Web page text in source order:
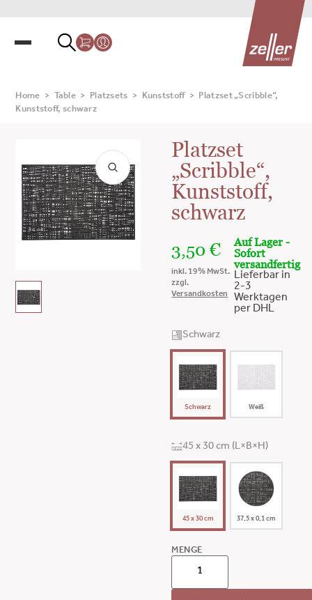
Home > Table > Platzsets > Kunststoff >
Platzset „Scribble“,
Kunststoff, schwarz
Platzset
„Scribble“,
Kunststoff,
schwarz
3,50€
inkl. 19% MwSt.
zzgl.
Versandkosten
Auf Lager -
Sofort
versandfertig
Lieferbar in
2-3
Werktagen
per DHL
Schwarz
Schwarz Weiß
45 x 30 cm (L×B×H)
45 x 30 cm 37,5 x 0,1 cm
MENGE